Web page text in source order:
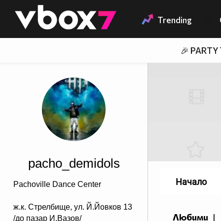
👾 Trending
🎉 PARTY
pacho_demidols
Pachoville Dance Center
ж.к. Стрелбище, ул. Й.Йовков 13
/до пазар И.Вазов/
Любими |
Начало